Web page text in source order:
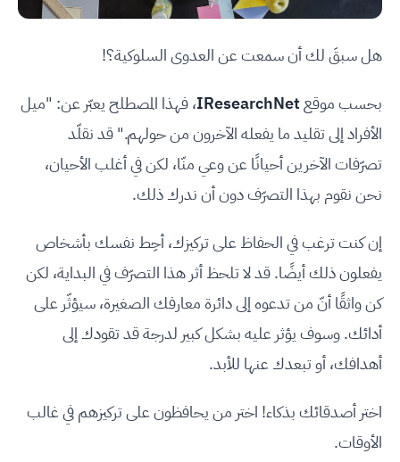
هل سبقَ لك أن سمعت عن العدوى السلوكية؟!
بحسب موقع
، فهذا المصطلح يعبّر عن: "ميل
الأفراد إلى تقليد ما يفعله الآخرون من حولهم." قد نقلّد
تصرّفات الآخرين أحيانًا عن وعي منّا، لكن في أغلب الأحيان،
نحن نقوم بهذا التصرّف دون أن ندرك ذلك.
إن كنت ترغب في الحفاظ على تركيزك، أحِط نفسك بأشخاص
يفعلون ذلك أيضًا. قد لا تلحظ أثر هذا التصرّف في البداية، لكن
كن واثقًا أنّ من تدعوه إلى دائرة معارفك الصغيرة، سيؤثّر على
أدائك. وسوف يؤثر عليه بشكل كبير لدرجة قد تقودك إلى
أهدافك، أو تبعدك عنها للأبد.
اختر أصدقائك بذكاء! اختر من يحافظون على تركيزهم في غالب
الأوقات.